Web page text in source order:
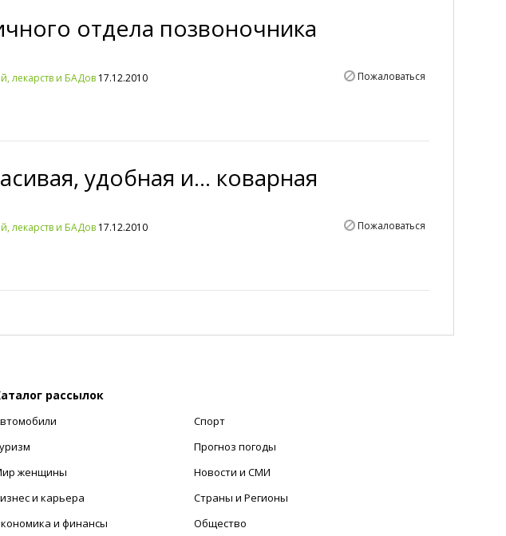
отдела позвоночника
лекарств и БАДов 17.12.2010 Пожаловаться
удобная и... коварная
лекарств и БАДов 17.12.2010 Пожаловаться
рассылок
женщины
и карьера
и финансы
Спорт
Прогноз погоды
Новости и СМИ
Страны и Регионы
Общество